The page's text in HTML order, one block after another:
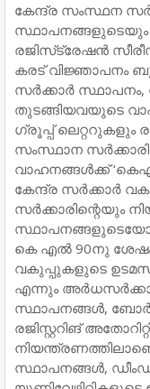
കേന്ദ്ര സംസ്ഥന
രജിസ്‌ട്രേഷൻ
കരട്‌ വിജ്ഞാപനം
സർക്കാർ
തുടങ്ങിയവയുടെ
ഗ്രൂപ്പ്
സംസ്ഥാന
വാഹനങ്ങൾക്ക്
കേന്ദ്ര സർക്കാർ
സർക്കാരിന്റെയും
കെ എൽ 90നു
വകുപ്പുകളുടെ
എന്നും
സ്ഥാപനങ്ങൾ,
രജിസ്റ്ററിങ്‌
സ്ഥാപനങ്ങൾ, ഡീംഡ്